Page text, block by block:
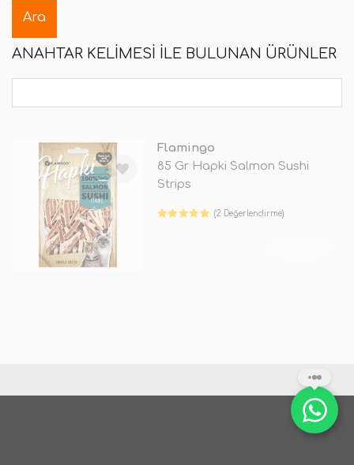
ANAHTAR KELIMESI ILE BULUNAN ÜRÜNLER
Flamingo
85 Gr Hapki Salmon Sushi
Strips
(2 Değerlendirme)